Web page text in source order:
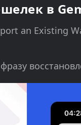
в
an Existing